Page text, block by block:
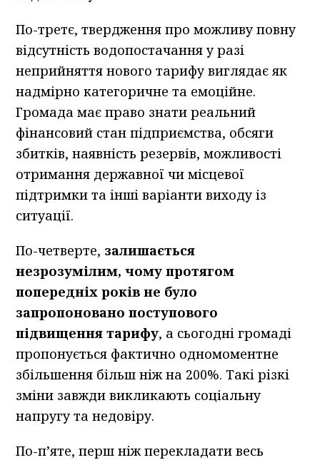
По-третє, твердження про можливу повну
відсутність водопостачання у разі
неприйняття нового тарифу виглядає як
надмірно категоричне та емоційне.
Громада має право знати реальний
фінансовий стан підприємства, обсяги
збитків, наявність резервів, можливості
отримання державної чи місцевої
підтримки та інші варіанти виходу із
ситуації.
По-четверте, залишається
незрозумілим, чому протягом
попередніх років не було
запропоновано поступового
підвищення тарифу, а сьогодні громаді
пропонується фактично одномоментне
збільшення більш ніж на 200%. Такі різкі
зміни завжди викликають соціальну
напругу та недовіру.
По-п’яте, перш ніж перекладати весь